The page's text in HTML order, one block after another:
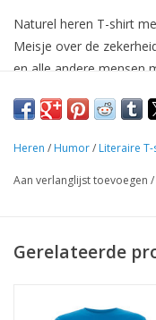
Naturel heren T-shirt
Meisje over de
en alle andere mensen
Heren / Humor/ Literaire
Aan verlanglijst toevoegen /
Gerelateerde